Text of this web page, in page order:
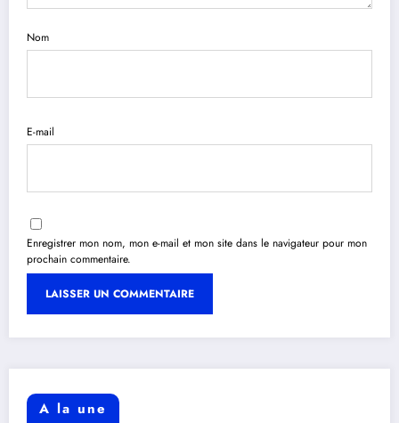
Nom
E-mail
Enregistrer mon nom, mon e-mail et mon site dans le navigateur pour mon
prochain commentaire.
A la une